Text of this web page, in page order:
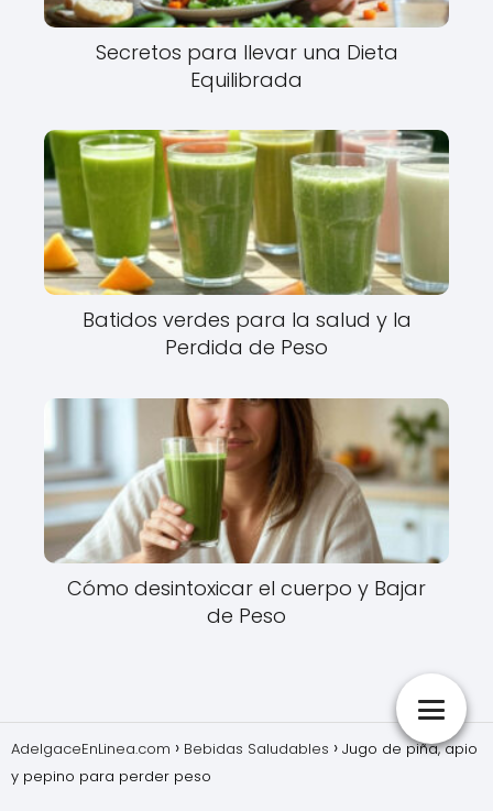
Secretos para llevar una Dieta
Equilibrada
Batidos verdes para la salud y la
Perdida de Peso
Cómo desintoxicar el cuerpo y Bajar
de Peso
AdelgaceEnLinea.com Bebidas Saludables
Jugo de piña, apio
y pepino para perder peso